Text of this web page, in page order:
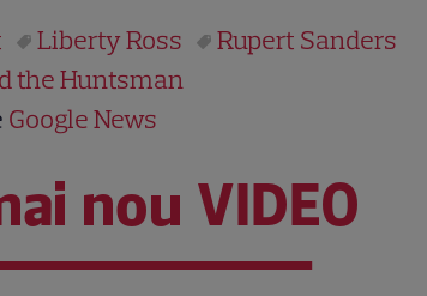
Liberty Ross
Rupert Sanders
the Huntsman
Google News
nou VIDEO